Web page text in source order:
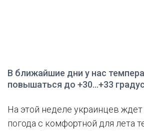
В ближайшие дни у нас
повышаться до +30...+33
На этой неделе украинцев
погода с комфортной для лета